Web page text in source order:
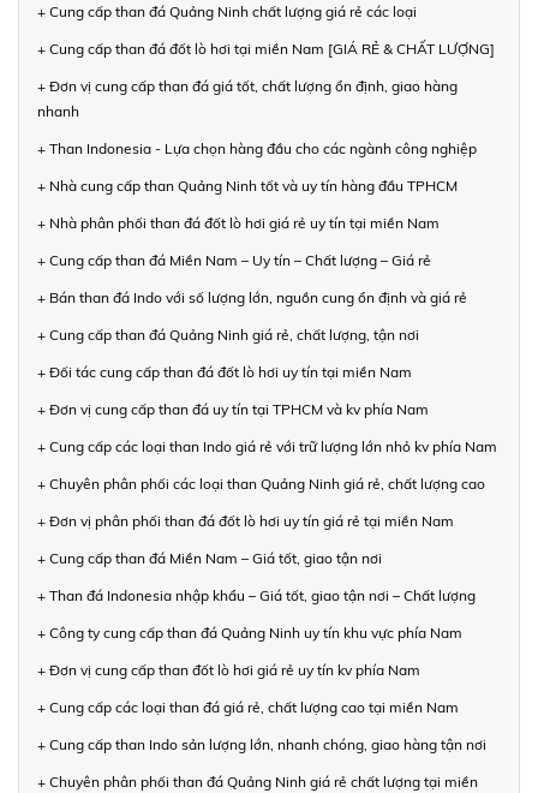
+ Cung cấp than đá Quảng Ninh chất lượng giá rẻ các loại
+ Cung cấp than đá đốt lò hơi tại miền Nam [GIÁ RẺ & CHẤT LƯỢNG]
+ Đơn vị cung cấp than đá giá tốt, chất lượng ổn định, giao hàng
nhanh
+ Than Indonesia - Lựa chọn hàng đầu cho các ngành công nghiệp
+ Nhà cung cấp than Quảng Ninh tốt và uy tín hàng đầu TPHCM
+ Nhà phân phối than đá đốt lò hơi giá rẻ uy tín tại miền Nam
+ Cung cấp than đá Miền Nam – Uy tín – Chất lượng – Giá rẻ
+ Bán than đá Indo với số lượng lớn, nguồn cung ổn định và giá rẻ
+ Cung cấp than đá Quảng Ninh giá rẻ, chất lượng, tận nơi
+ Đối tác cung cấp than đá đốt lò hơi uy tín tại miền Nam
+ Đơn vị cung cấp than đá uy tín tại TPHCM và kv phía Nam
+ Cung cấp các loại than Indo giá rẻ với trữ lượng lớn nhỏ kv phía Nam
+ Chuyên phân phối các loại than Quảng Ninh giá rẻ, chất lượng cao
+ Đơn vị phân phối than đá đốt lò hơi uy tín giá rẻ tại miền Nam
+ Cung cấp than đá Miền Nam – Giá tốt, giao tận nơi
+ Than đá Indonesia nhập khẩu – Giá tốt, giao tận nơi – Chất lượng
+ Công ty cung cấp than đá Quảng Ninh uy tín khu vực phía Nam
+ Đơn vị cung cấp than đốt lò hơi giá rẻ uy tín kv phía Nam
+ Cung cấp các loại than đá giá rẻ, chất lượng cao tại miền Nam
+ Cung cấp than Indo sản lượng lớn, nhanh chóng, giao hàng tận nơi
+ Chuyên phân phối than đá Quảng Ninh giá rẻ chất lượng tại miền